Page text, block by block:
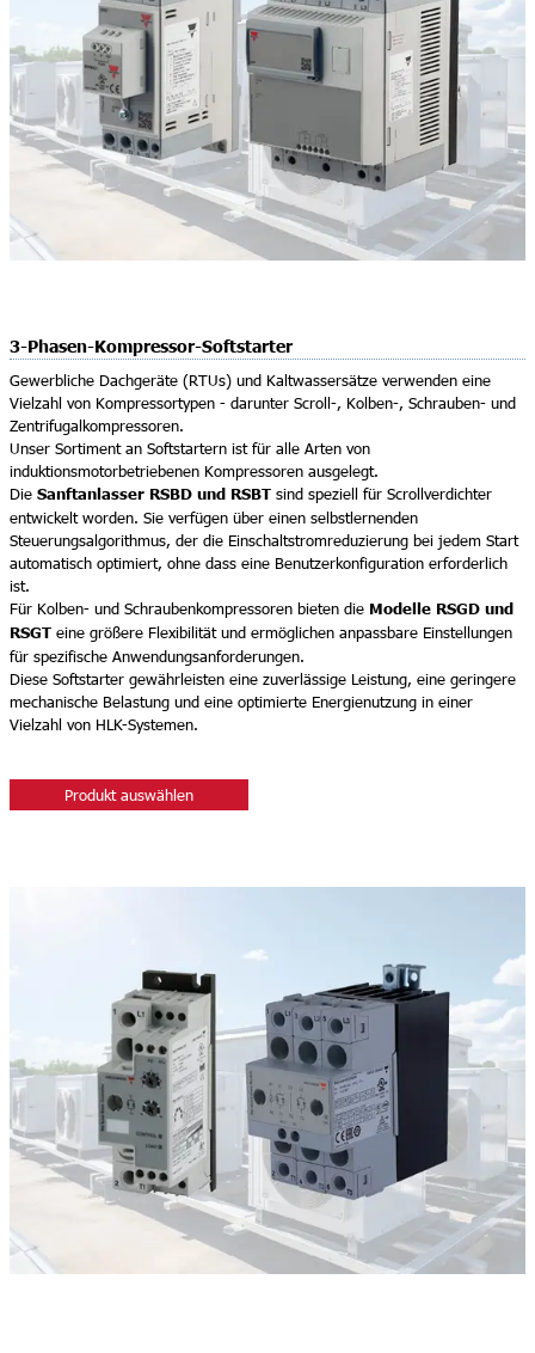
3-Phasen-Kompressor-Softstarter
Gewerbliche Dachgeräte (RTUs) und Kaltwassersätze verwenden eine
Vielzahl von Kompressortypen - darunter Scroll-, Kolben-, Schrauben- und
Zentrifugalkompressoren.
Unser Sortiment an Softstartern ist für alle Arten von
induktionsmotorbetriebenen Kompressoren ausgelegt.
Die Sanftanlasser RSBD und RSBT sind speziell für Scrollverdichter
entwickelt worden. Sie verfügen über einen selbstlernenden
Steuerungsalgorithmus, der die Einschaltstromreduzierung bei jedem Start
automatisch optimiert, ohne dass eine Benutzerkonfiguration erforderlich
ist.
Für Kolben- und Schraubenkompressoren bieten die Modelle RSGD und
RSGT eine größere Flexibilität und ermöglichen anpassbare Einstellungen
für spezifische Anwendungsanforderungen.
Diese Softstarter gewährleisten eine zuverlässige Leistung, eine geringere
mechanische Belastung und eine optimierte Energienutzung in einer
Vielzahl von HLK-Systemen.
Produkt auswählen